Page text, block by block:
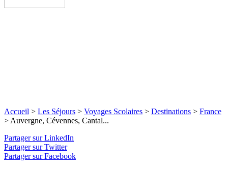
Accueil > Les Séjours > Voyages Scolaires > Destinations > France
> Auvergne, Cévennes, Cantal...
Partager sur LinkedIn
Partager sur Twitter
Partager sur Facebook